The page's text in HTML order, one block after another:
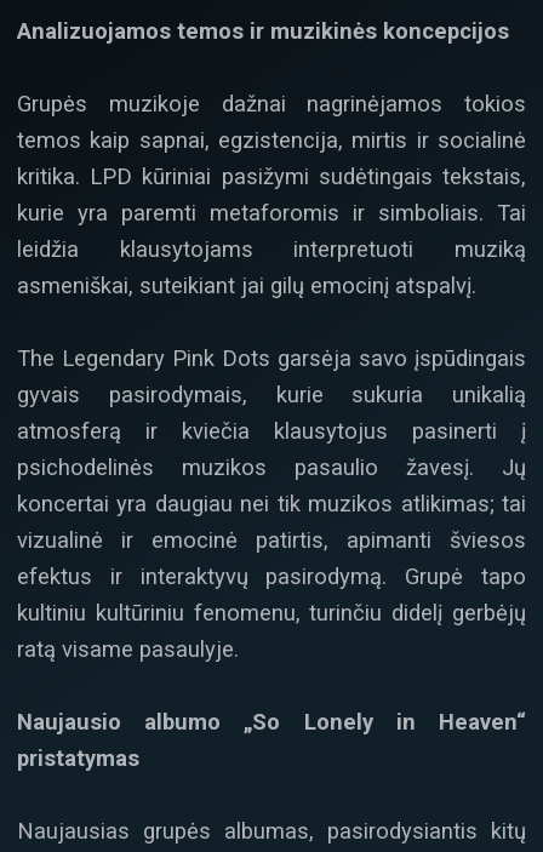
Analizuojamos temos ir muzikinės koncepcijos
Grupės muzikoje dažnai nagrinėjamos tokios
temos kaip sapnai, egzistencija, mirtis ir socialinė
kritika. LPD kūriniai pasižymi sudėtingais tekstais,
kurie yra paremti metaforomis ir simboliais. Tai
leidžia klausytojams interpretuoti muziką
asmeniškai, suteikiant jai gilų emocinį atspalvį.
The Legendary Pink Dots garsėja savo įspūdingais
gyvais pasirodymais, kurie sukuria unikalią
atmosferą ir kviečia klausytojus pasinerti į
psichodelinės muzikos pasaulio žavesį. Jų
koncertai yra daugiau nei tik muzikos atlikimas; tai
vizualinė ir emocinė patirtis, apimanti šviesos
efektus ir interaktyvų pasirodymą. Grupė tapo
kultiniu kultūriniu fenomenu, turinčiu didelį gerbėjų
ratą visame pasaulyje.
Naujausio albumo „So Lonely in Heaven“
pristatymas
Naujausias grupės albumas, pasirodysiantis kitų